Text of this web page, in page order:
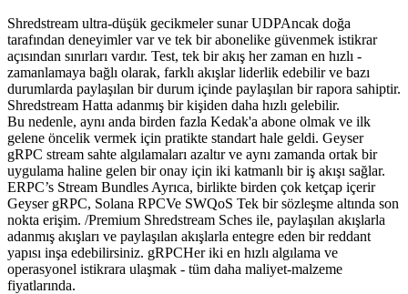
Shredstream ultra-düşük gecikmeler sunar UDPAncak doğa
tarafından deneyimler var ve tek bir abonelike güvenmek istikrar
açısından sınırları vardır. Test, tek bir akış her zaman en hızlı -
zamanlamaya bağlı olarak, farklı akışlar liderlik edebilir ve bazı
durumlarda paylaşılan bir durum içinde paylaşılan bir rapora sahiptir.
Shredstream Hatta adanmış bir kişiden daha hızlı gelebilir.
Bu nedenle, aynı anda birden fazla Kedak'a abone olmak ve ilk
gelene öncelik vermek için pratikte standart hale geldi. Geyser
gRPC stream sahte algılamaları azaltır ve aynı zamanda ortak bir
uygulama haline gelen bir onay için iki katmanlı bir iş akışı sağlar.
ERPC’s Stream Bundles Ayrıca, birlikte birden çok ketçap içerir
Geyser gRPC, Solana RPCVe SWQoS Tek bir sözleşme altında son
nokta erişim. /Premium Shredstream Sches ile, paylaşılan akışlarla
adanmış akışları ve paylaşılan akışlarla entegre eden bir reddant
yapısı inşa edebilirsiniz. gRPCHer iki en hızlı algılama ve
operasyonel istikrara ulaşmak - tüm daha maliyet-malzeme
fiyatlarında.